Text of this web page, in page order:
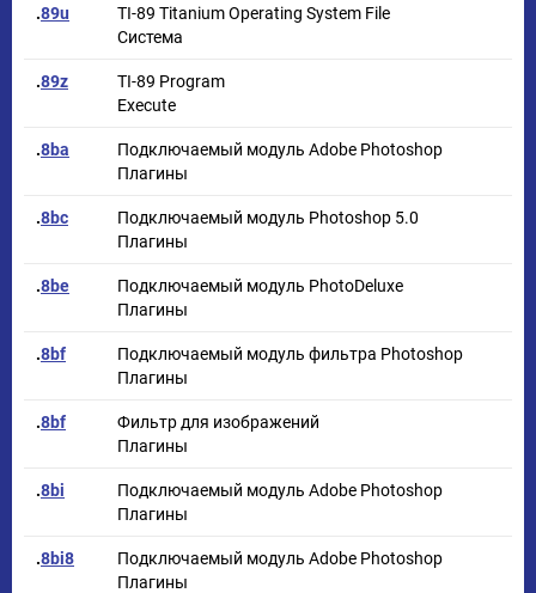
.89u
TI-89 Titanium Operating System File
Система
.89z
TI-89 Program
Execute
.8ba
Подключаемый модуль Adobe Photoshop
Плагины
.8bc
Подключаемый модуль Photoshop 5.0
Плагины
.8be
Подключаемый модуль PhotoDeluxe
Плагины
.8bf
Подключаемый модуль фильтра Photoshop
Плагины
.8bf
Фильтр для изображений
Плагины
.8bi
Подключаемый модуль Adobe Photoshop
Плагины
.8bi8
Подключаемый модуль Adobe Photoshop
Плагины